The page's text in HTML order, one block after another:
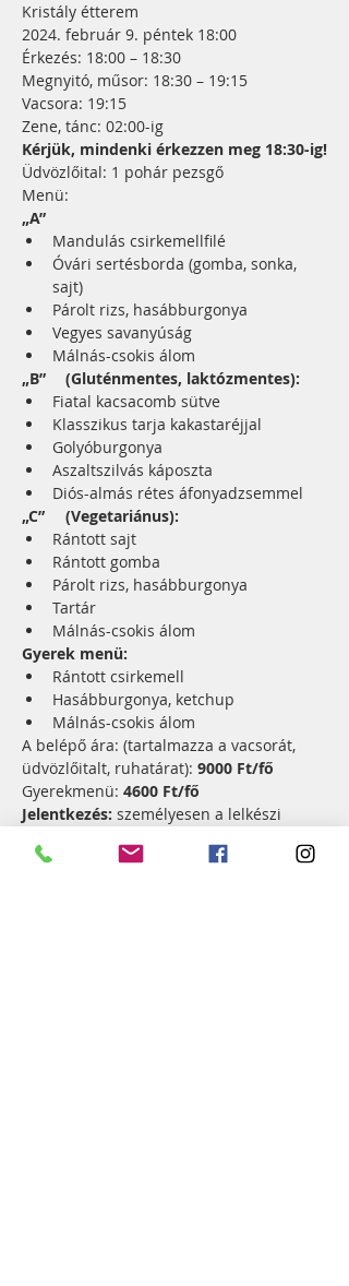
Kristály étterem
2024. február 9. péntek 18:00
Érkezés: 18:00 – 18:30
Megnyitó, műsor: 18:30 – 19:15
Vacsora: 19:15
Zene, tánc: 02:00-ig
Kérjük, mindenki érkezzen meg 18:30-ig!
Üdvözlőital: 1 pohár pezsgő
Menü:
Mandulás csirkemellfilé
Óvári sertésborda (gomba, sonka,
sajt)
Párolt rizs, hasábburgonya
Vegyes savanyúság
Málnás-csokis álom
„B”	(Gluténmentes, laktózmentes):
Fiatal kacsacomb sütve
Klasszikus tarja kakastaréjjal
Golyóburgonya
Aszaltszilvás káposzta
Diós-almás rétes áfonyadzsemmel
„C”	(Vegetariánus):
Rántott sajt
Rántott gomba
Párolt rizs, hasábburgonya
Tartár
Málnás-csokis álom
Gyerek menü:
Rántott csirkemell
Hasábburgonya, ketchup
Málnás-csokis álom
A belépő ára: (tartalmazza a vacsorát,
üdvözlőitalt, ruhatárat): 9000 Ft/fő
Gyerekmenü: 4600 Ft/fő
Jelentkezés: személyesen a lelkészi
fizetni személyesen, vagy átutalással.